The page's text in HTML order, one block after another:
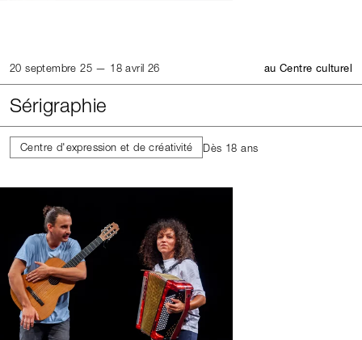
20 septembre 25 — 18 avril 26 au Centre culturel
Sérigraphie
Centre d'expression et de créativité Dès 18 ans